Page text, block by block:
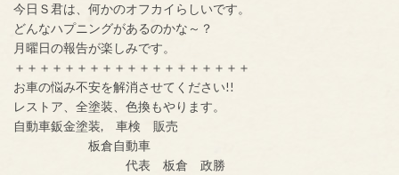
今日Ｓ君は、何かのオフカイらしいです。
どんなハプニングがあるのかな～？
月曜日の報告が楽しみです。
＋＋＋＋＋＋＋＋＋＋＋＋＋＋＋＋＋＋＋
お車の悩み不安を解消させてください!!
レストア、全塗装、色換もやります。
自動車鈑金塗装, 車検 販売
板倉自動車
代表 板倉 政勝